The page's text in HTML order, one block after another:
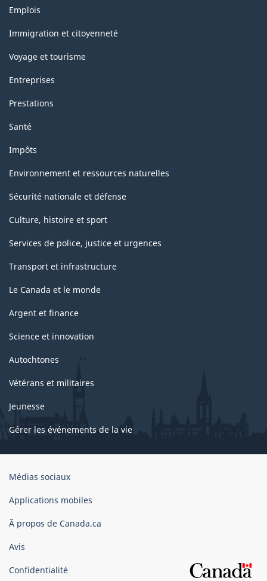
Thèmes
sujets
Emplois
Immigration et citoyenneté
Voyage et tourisme
Entreprises
Prestations
Santé
Impôts
Environnement et ressources naturelles
Sécurité nationale et défense
Culture, histoire et sport
Services de police, justice et urgences
Transport et infrastructure
Le Canada et le monde
Argent et finance
Science et innovation
Autochtones
Vétérans et militaires
Jeunesse
Gérer les événements de la vie
Organisation
gouvernement
Canada
Médias sociaux
Applications mobiles
Ã propos de Canada.ca
Avis
Confidentialité